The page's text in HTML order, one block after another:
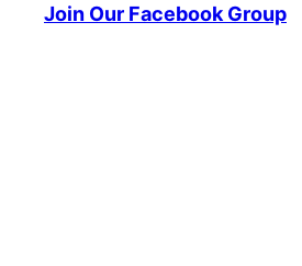
Join Our Facebook Group